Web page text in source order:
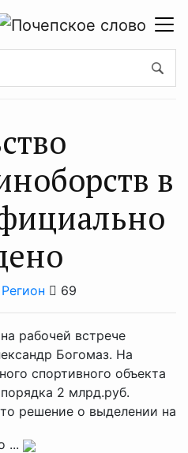
в
Регион 69
рабочей встрече
Богомаз. На
спортивного объекта
2 млрд.руб.
решение о выделении на
...